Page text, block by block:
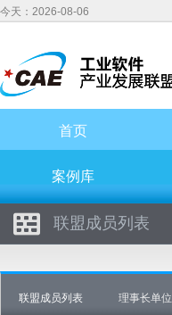
今天：2026-08-06
首页
案例库
联盟成员列表
联盟成员列表 理事长单位